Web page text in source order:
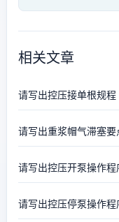
相关文章
请写出控压接单根规程
请写出重浆帽气滞塞要
请写出控压开泵操作程
请写出控压停泵操作程